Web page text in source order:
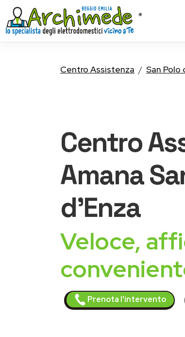
Centro Assistenza San Polo
Centro
Amana
d'Enza
Veloce,
Prenota l'intervento